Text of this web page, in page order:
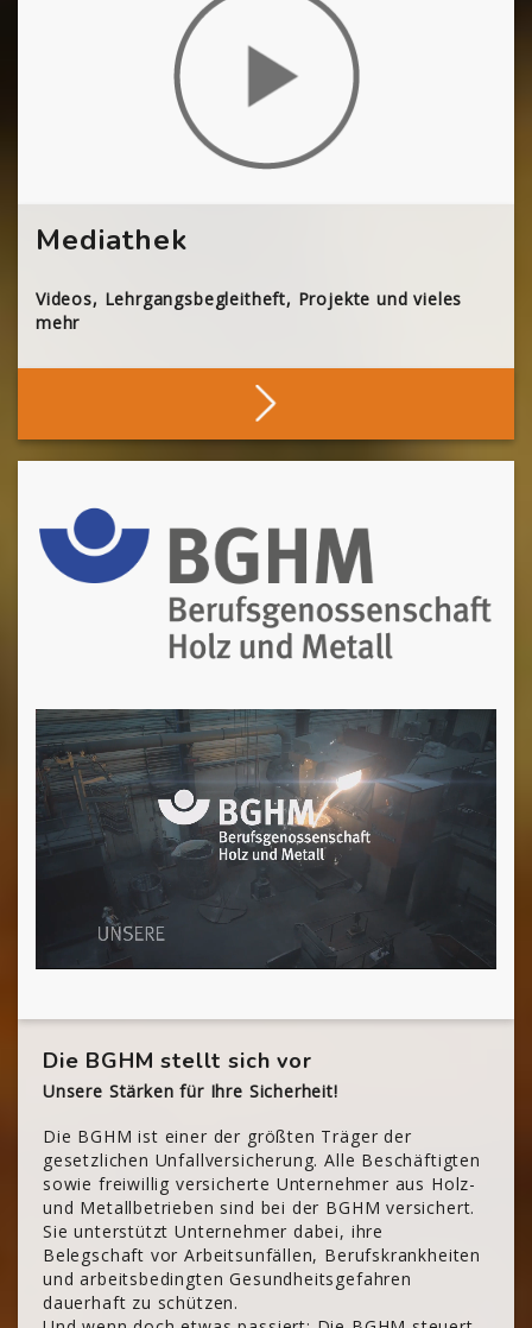
Mediathek
Videos, Lehrgangsbegleitheft, Projekte und vieles
mehr
Stöbern
Die BGHM stellt sich vor
Unsere Stärken für Ihre Sicherheit!
Die BGHM ist einer der größten Träger der
gesetzlichen Unfallversicherung. Alle Beschäftigten
sowie freiwillig versicherte Unternehmer aus Holz-
und Metallbetrieben sind bei der BGHM versichert.
Sie unterstützt Unternehmer dabei, ihre
Belegschaft vor Arbeitsunfällen, Berufskrankheiten
und arbeitsbedingten Gesundheitsgefahren
dauerhaft zu schützen.